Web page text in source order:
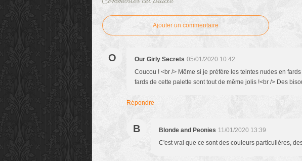
Ajouter un commentaire
O Our Girly Secrets 05/01/2020 10:42
Coucou ! <br /> Même si je préfère les teintes nudes en
fards de cette palette sont tout de même jolis !<br /> Des
Répondre
B Blonde and Peonies 11/01/2020 13:39
C'est vrai que ce sont des couleurs particulières,